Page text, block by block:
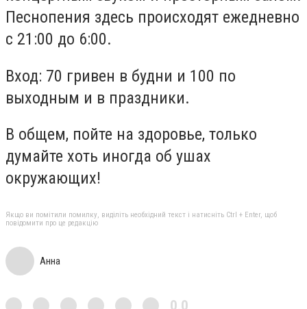
Песнопения здесь происходят ежедневно
с 21:00 до 6:00.
Вход: 70 гривен в будни и 100 по
выходным и в праздники.
В общем, пойте на здоровье, только
думайте хоть иногда об ушах
окружающих!
Якщо ви помітили помилку, виділіть необхідний текст і натисніть Ctrl + Enter, щоб
повідомити про це редакцію
Анна
0,0